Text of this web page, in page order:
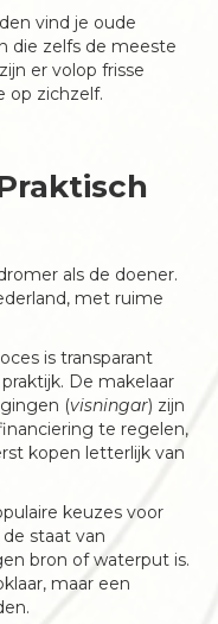
vind je oude
die zelfs de meeste
er volop frisse
op zichzelf.
als de doener.
met ruime
is transparant
De makelaar
(visningar) zijn
te regelen,
kopen letterlijk van
keuzes voor
staat van
bron of waterput is.
maar een